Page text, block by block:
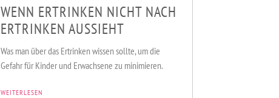
WENN ERTRINKEN NICHT NACH
ERTRINKEN AUSSIEHT
Was man über das Ertrinken wissen sollte, um die
Gefahr für Kinder und Erwachsene zu minimieren.
WEITERLESEN